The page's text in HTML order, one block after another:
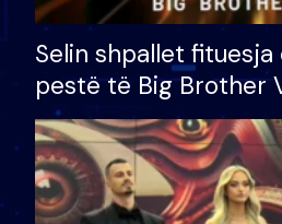
Selin shpallet
pestë të Big Brother
çmimin e madh prej